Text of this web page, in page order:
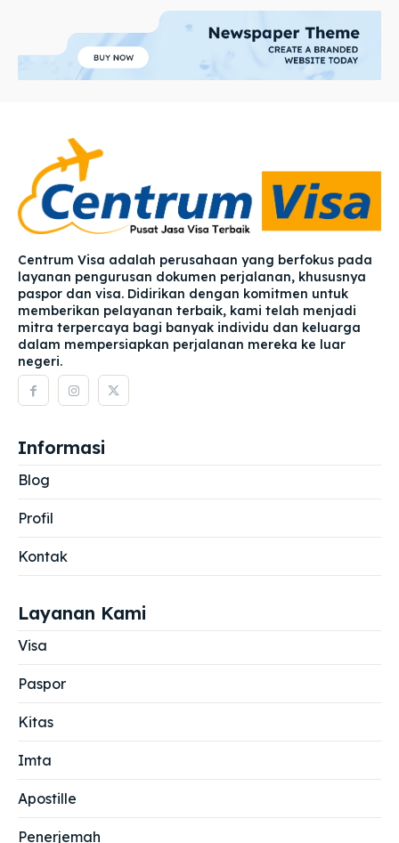
Centrum Visa adalah perusahaan yang berfokus pada
layanan pengurusan dokumen perjalanan, khususnya
paspor dan visa. Didirikan dengan komitmen untuk
memberikan pelayanan terbaik, kami telah menjadi
mitra terpercaya bagi banyak individu dan keluarga
dalam mempersiapkan perjalanan mereka ke luar
negeri.
Informasi
Blog
Profil
Kontak
Layanan Kami
Visa
Paspor
Kitas
Imta
Apostille
Penerjemah